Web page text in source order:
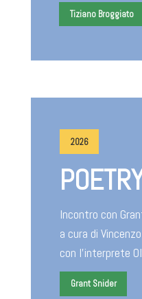
Tiziano Broggiato
2026
Incontro con
a cura di
con l'interprete
Grant Snider